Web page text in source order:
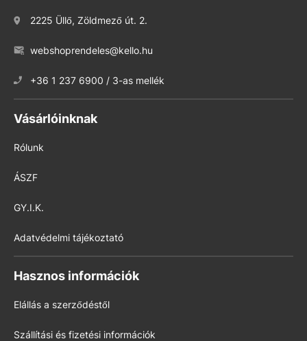
2225 Üllő, Zöldmező út. 2.
webshoprendeles@kello.hu
+36 1 237 6900 / 3-as mellék
Vásárlóinknak
Rólunk
ÁSZF
GY.I.K.
Adatvédelmi tájékoztató
Hasznos információk
Elállás a szerződéstől
Szállítási és fizetési információk